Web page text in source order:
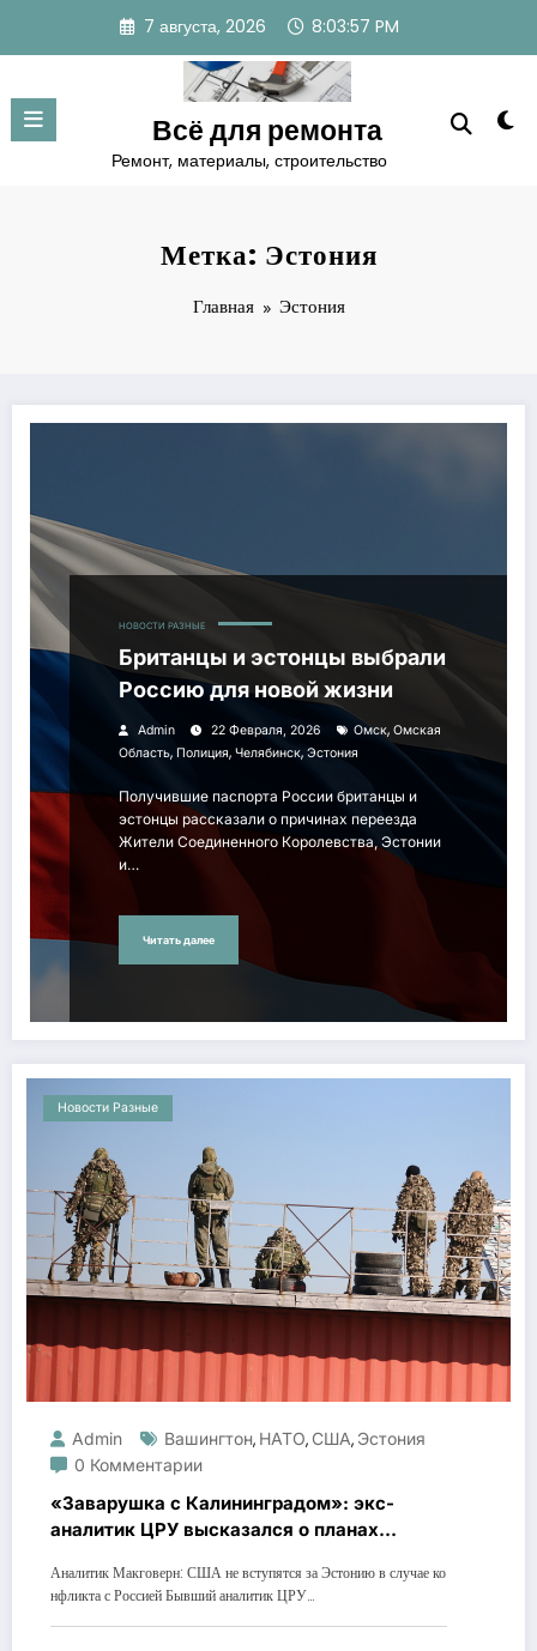
содержимому
7 августа, 2026 8:03:58 PM
Всё для ремонта
Ремонт, материалы, строительство
Метка: Эстония
Главная Эстония
НОВОСТИ РАЗНЫЕ
Британцы и эстонцы выбрали
Россию для новой жизни
Admin 22 Февраля, 2026 Омск, Омская
Область, Полиция, Челябинск, Эстония
Получившие паспорта России британцы и
эстонцы рассказали о причинах переезда
Жители Соединенного Королевства, Эстонии
и…
Читать далее
Новости Разные
Admin Вашингтон, НАТО, США, Эстония
0 Комментарии
«Заварушка с Калининградом»: экс-
аналитик ЦРУ высказался о планах
Аналитик Макговерн: США не вступятся за Эстонию в случае ко
нфликта с Россией Бывший аналитик ЦРУ…